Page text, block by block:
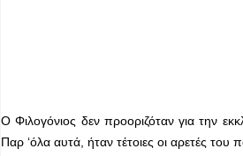
Ο Φιλογόνιος δεν προοριζόταν για την
Παρ ‘όλα αυτά, ήταν τέτοιες οι αρετές